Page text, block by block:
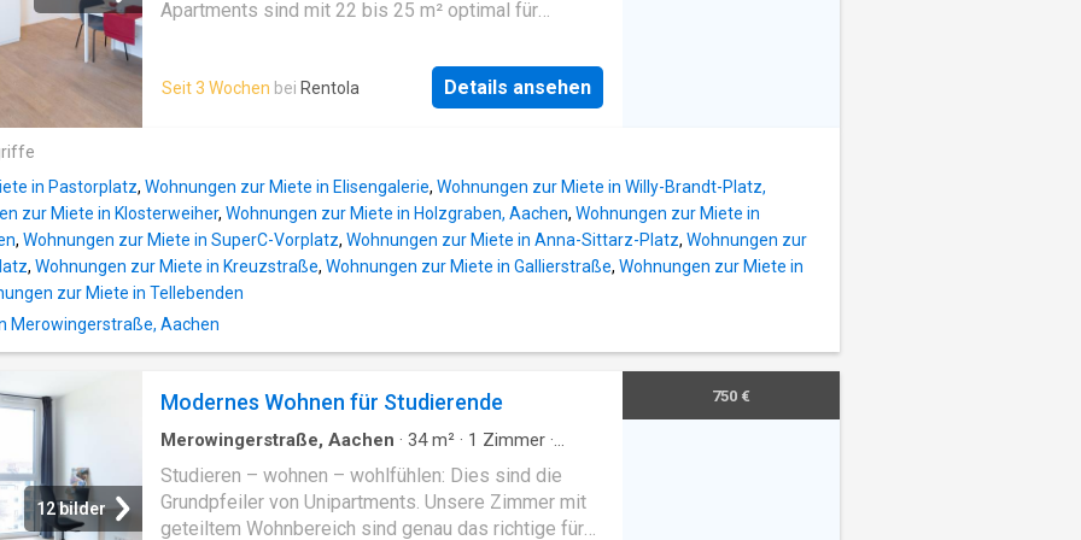
bathroom with inviting bathtub, toilet and double
with light-flooded windows
Apartments sind mit 22 bis 25 m² optimal für
moderne Ausstattung machen dieses Apartment zu
einem echten Raumwunder, ohne dabei auf Komfort
Betriebskostenpauschale (inkl. Heizkosten)
Pauschale für Wohnungsstrom Pauschale für
Internet Nutzung der Allgemeinflächen Die
Apartments können nur als Student/in mit gültiger
Immatrikulationsbescheinigung angemietet werden.
- Apartment - möbliert - ab dem verfügbar - Bett mit
neuer Matratze - Nachttisch - Höhenverslbarer
Esstisch mit Stuhl - Pantry-Küche - Eigenes Bad mit
Dusche - Fahrradslplatz - Waschmaschinen und
Trockner im Haus - Studienlounge mit
Gemeinschaftsdachterrasse -
Internetgeschwindigkeit garanti
Seit 3 Wochen bei Rentola Details ansehen
in Pastorplatz, Wohnungen zur Miete in Elisengalerie, Wohnungen zur Miete in Willy-Brandt-Platz,
zur Miete in Klosterweiher, Wohnungen zur Miete in Holzgraben, Aachen, Wohnungen zur Miete in
, Wohnungen zur Miete in SuperC-Vorplatz, Wohnungen zur Miete in Anna-Sittarz-Platz, Wohnungen zur
, Wohnungen zur Miete in Kreuzstraße, Wohnungen zur Miete in Gallierstraße, Wohnungen zur Miete in
zur Miete in Tellebenden
Merowingerstraße, Aachen
12 bilder
Modernes Wohnen für Studierende
Merowingerstraße, Aachen · 34m² · 1 Zimmer ·
Studieren – wohnen – wohlfühlen: Dies sind die
Grundpfeiler von Unipartments. Unsere Zimmer mit
geteiltem Wohnbereich sind genau das richtige für
750 €